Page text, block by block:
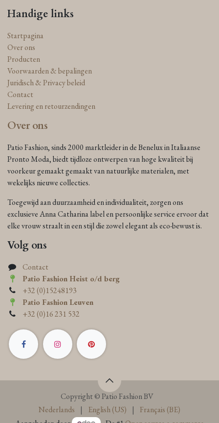
Handige links
Startpagina
Over ons
Producten
Voorwaarden & bepalingen
Juridisch & Privacy beleid
Contact
Levering en retourzendingen
Over ons
Patio Fashion, sinds 2000 marktleider in de Benelux in Italiaanse
Pronto Moda, biedt tijdloze ontwerpen van hoge kwaliteit bij
voorkeur gemaakt gemaakt van natuurlijke materialen, met
wekelijks nieuwe collecties.
Toegewijd aan duurzaamheid en individualiteit, zorgen ons
exclusieve Anna Catharina label en persoonlijke service ervoor dat
elke vrouw straalt in een stijl die zowel elegant als eco-bewust is.
Volg ons
Contact
Patio Fashion Heist o/d berg
+32 (0)15248193
Patio Fashion Leuven
+32 (0)16 231 532
Copyright © Patio Fashion BV
Nederlands
| English (US) |
Français (BE)